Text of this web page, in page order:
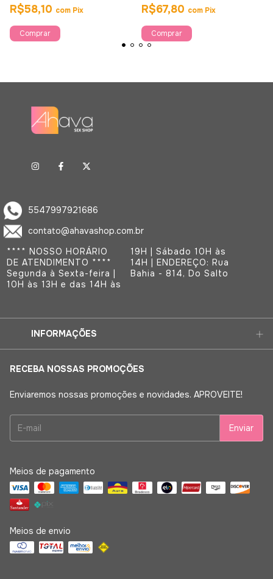
R$58,10 com Pix R$67,80 com Pix
5547997921686
contato@ahavashop.com.br
**** NOSSO HORÁRIO
DE ATENDIMENTO ****
Segunda à Sexta-feira |
10H às 13H e das 14H às
19H | Sábado 10H às
14H | ENDEREÇO: Rua
Bahia - 814, Do Salto
INFORMAÇÕES
RECEBA NOSSAS PROMOÇÕES
Enviaremos nossas promoções e novidades. APROVEITE!
Meios de pagamento
Meios de envio